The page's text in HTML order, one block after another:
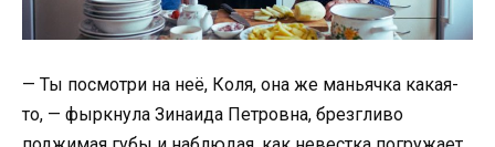
— Ты посмотри на неё, Коля, она же маньячка какая-
то, — фыркнула Зинаида Петровна, брезгливо